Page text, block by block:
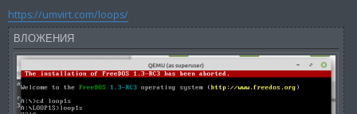
https://umvirt.com/loops/
ВЛОЖЕНИЯ